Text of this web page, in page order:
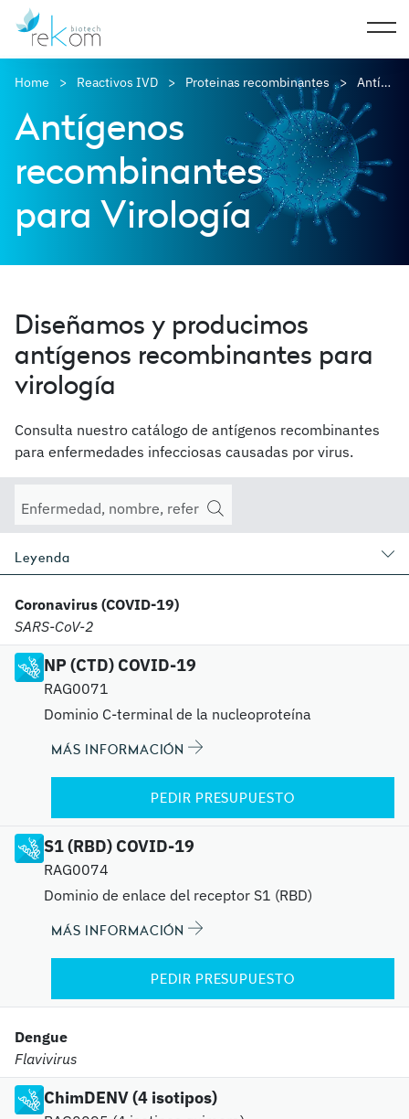
Home Reactivos IVD Proteinas recombinantes Antígenos recombinantes
Antígenos
recombinantes
para Virología
Diseñamos y producimos
antígenos recombinantes para
virología
Consulta nuestro catálogo de antígenos recombinantes
para enfermedades infecciosas causadas por virus.
Leyenda
Coronavirus (COVID-19)
SARS-CoV-2
NP (CTD) COVID-19
RAG0071
Dominio C-terminal de la nucleoproteína
MÁS INFORMACIÓN
PEDIR PRESUPUESTO
S1 (RBD) COVID-19
RAG0074
Dominio de enlace del receptor S1 (RBD)
MÁS INFORMACIÓN
PEDIR PRESUPUESTO
Dengue
Flavivirus
ChimDENV (4 isotipos)